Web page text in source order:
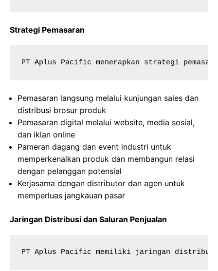
Strategi Pemasaran
PT Aplus Pacific menerapkan strategi
Pemasaran langsung melalui kunjungan sales dan
distribusi brosur produk
Pemasaran digital melalui website, media sosial,
dan iklan online
Pameran dagang dan event industri untuk
memperkenalkan produk dan membangun relasi
dengan pelanggan potensial
Kerjasama dengan distributor dan agen untuk
memperluas jangkauan pasar
Jaringan Distribusi dan Saluran Penjualan
PT Aplus Pacific memiliki jaringan distribusi